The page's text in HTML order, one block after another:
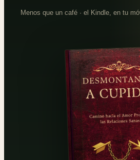
Menos que un café · el Kindle, en tu